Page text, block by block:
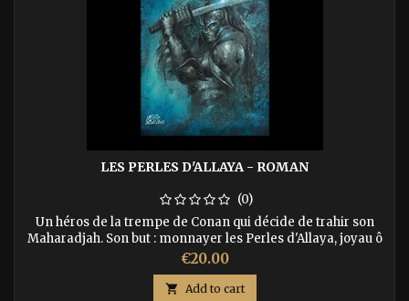
LES PERLES D'ALLAYA - ROMAN
(0)
Un héros de la trempe de Conan qui décide de trahir son
Maharadjah. Son but : monnayer les Perles d'Allaya, joyau ô
combien puissants contre l'anonymat et la richesse.
Malheureusement les Dieux du Dashan ne sont pas prêts à
le laisser prendre sa retraite. Action et frissons garantis !
Price
€20.00
 Add to cart